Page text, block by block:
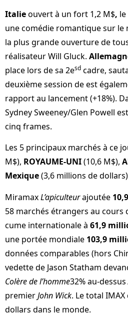
Italieouvert à un fort 1,2 M$,
une comédie romantique sur le
la plus grande ouverture de
réalisateur Will Gluck.
place lors de sa 2esd cadre,
deuxième session de est
rapport au lancement (+18%).
Sydney Sweeney/Glen Powell
cinq frames.
Les 5 principaux marchés à ce
M$), ROYAUME-UNI(10,6 M$),
Mexique(3,6 millions de
MiramaxL’apiculteurajoutée
58 marchés étrangers au cours
cume internationale à 61,9
une portée mondiale 103,9
données comparables (hors
vedette de Jason Statham
Colère de l’homme32% au-dessus
premierJohn Wick. Le total
dollars dans le monde.